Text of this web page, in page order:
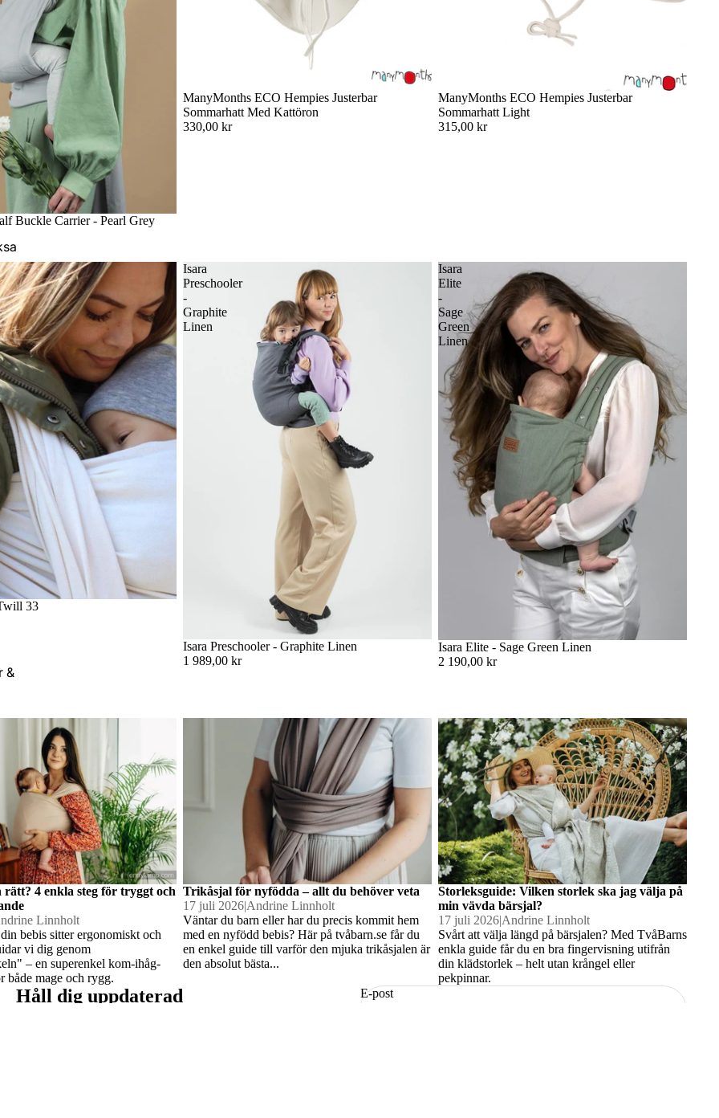
Badsjal
ar
&
Buckle Carrier - Pearl Grey
ManyMonths ECO Hempies Justerbar
Sommarhatt Med Kattöron
330,00 kr
ManyMonths ECO Hempies Justerbar
Sommarhatt Light
315,00 kr
33
Isara
Preschooler
-
Graphite
Linen
Slutsåld
Isara Preschooler - Graphite Linen
1 989,00 kr
Isara
Elite
-
Sage
Green
Linen
Isara Elite - Sage Green Linen
2 190,00 kr
4 enkla steg för tryggt och
rätt? 4 enkla steg för tryggt och
Linnholt
bebis sitter ergonomiskt och
vi dig genom
– en superenkel kom-ihåg-
både mage och rygg.
Trikåsjal för nyfödda – allt du behöver veta
Trikåsjal för nyfödda – allt du behöver veta
17 juli 2026|Andrine Linnholt
Väntar du barn eller har du precis kommit hem
med en nyfödd bebis? Här på tvåbarn.se får du
en enkel guide till varför den mjuka trikåsjalen är
den absolut bästa...
Storleksguide: Vilken storlek ska jag välja på
min vävda bärsjal?
Storleksguide: Vilken storlek ska jag välja på
min vävda bärsjal?
17 juli 2026|Andrine Linnholt
Svårt att välja längd på bärsjalen? Med TvåBarns
enkla guide får du en bra fingervisning utifrån
din klädstorlek – helt utan krångel eller
pekpinnar.
Håll dig uppdaterad E-post